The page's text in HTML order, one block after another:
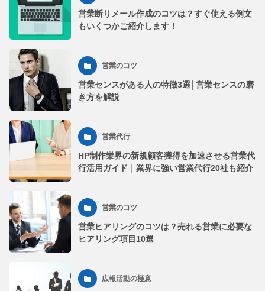
営業断りメール作成のコツは？すぐ使える例文
もいくつかご紹介します！
営業のコツ
営業センスがある人の特徴3選│営業センスの磨
き方を解説
営業代行
HP制作業界の新規顧客獲得を加速させる営業代
行活用ガイド｜業界に強い営業代行20社も紹介
営業のコツ
営業ヒアリングのコツは？売れる営業に必要な
ヒアリング項目10選
広報活動の極意